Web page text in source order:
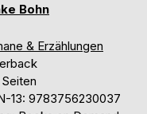
Bohn
& Erzählungen
13: 9783756230037